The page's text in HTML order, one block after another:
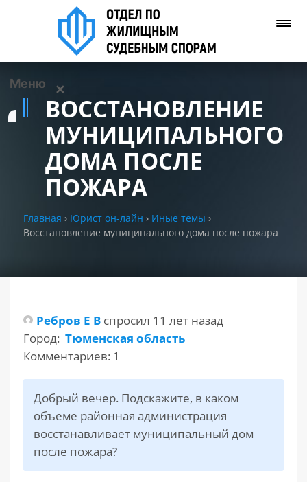
Меню ✕
Задать вопрос
РАЗДЕЛЫ
САЙТА
ВОССТАНОВЛЕНИЕ
МУНИЦИПАЛЬНОГО
ДОМА ПОСЛЕ
ПОЖАРА
Главная › Юрист он-лайн › Иные темы ›
Восстановление муниципального дома после пожара
Ребров Е В спросил 11 лет назад
Город: Тюменская область
Комментариев: 1
Добрый вечер. Подскажите, в каком
объеме районная администрация
восстанавливает муниципальный дом
после пожара?